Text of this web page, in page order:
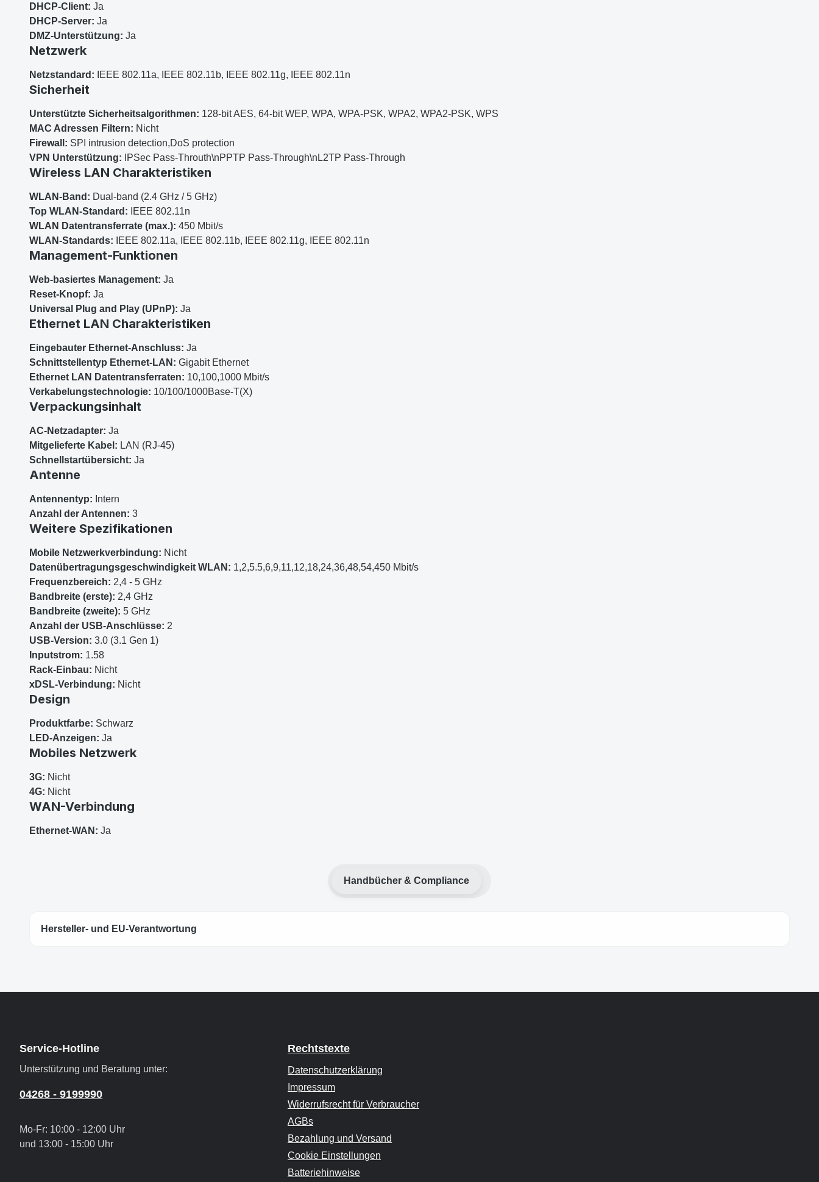
DHCP-Client: Ja
DHCP-Server: Ja
DMZ-Unterstützung: Ja
Netzwerk
Netzstandard: IEEE 802.11a, IEEE 802.11b, IEEE 802.11g, IEEE 802.11n
Sicherheit
Unterstützte Sicherheitsalgorithmen: 128-bit AES, 64-bit WEP, WPA, WPA-PSK, WPA2, WPA2-PSK, WPS
MAC Adressen Filtern: Nicht
Firewall: SPI intrusion detection,DoS protection
VPN Unterstützung: IPSec Pass-Throuth\nPPTP Pass-Through\nL2TP Pass-Through
Wireless LAN Charakteristiken
WLAN-Band: Dual-band (2.4 GHz / 5 GHz)
Top WLAN-Standard: IEEE 802.11n
WLAN Datentransferrate (max.): 450 Mbit/s
WLAN-Standards: IEEE 802.11a, IEEE 802.11b, IEEE 802.11g, IEEE 802.11n
Management-Funktionen
Web-basiertes Management: Ja
Reset-Knopf: Ja
Universal Plug and Play (UPnP): Ja
Ethernet LAN Charakteristiken
Eingebauter Ethernet-Anschluss: Ja
Schnittstellentyp Ethernet-LAN: Gigabit Ethernet
Ethernet LAN Datentransferraten: 10,100,1000 Mbit/s
Verkabelungstechnologie: 10/100/1000Base-T(X)
Verpackungsinhalt
AC-Netzadapter: Ja
Mitgelieferte Kabel: LAN (RJ-45)
Schnellstartübersicht: Ja
Antenne
Antennentyp: Intern
Anzahl der Antennen: 3
Weitere Spezifikationen
Mobile Netzwerkverbindung: Nicht
Datenübertragungsgeschwindigkeit WLAN: 1,2,5.5,6,9,11,12,18,24,36,48,54,450 Mbit/s
Frequenzbereich: 2,4 - 5 GHz
Bandbreite (erste): 2,4 GHz
Bandbreite (zweite): 5 GHz
Anzahl der USB-Anschlüsse: 2
USB-Version: 3.0 (3.1 Gen 1)
Inputstrom: 1.58
Rack-Einbau: Nicht
xDSL-Verbindung: Nicht
Design
Produktfarbe: Schwarz
LED-Anzeigen: Ja
Mobiles Netzwerk
3G: Nicht
4G: Nicht
WAN-Verbindung
Ethernet-WAN: Ja
Handbücher & Compliance
Hersteller- und EU-Verantwortung
Service-Hotline
Unterstützung und Beratung unter:
04268 - 9199990
Mo-Fr: 10:00 - 12:00 Uhr
und 13:00 - 15:00 Uhr
Rechtstexte
Datenschutzerklärung
Impressum
Widerrufsrecht für Verbraucher
AGBs
Bezahlung und Versand
Cookie Einstellungen
Batteriehinweise